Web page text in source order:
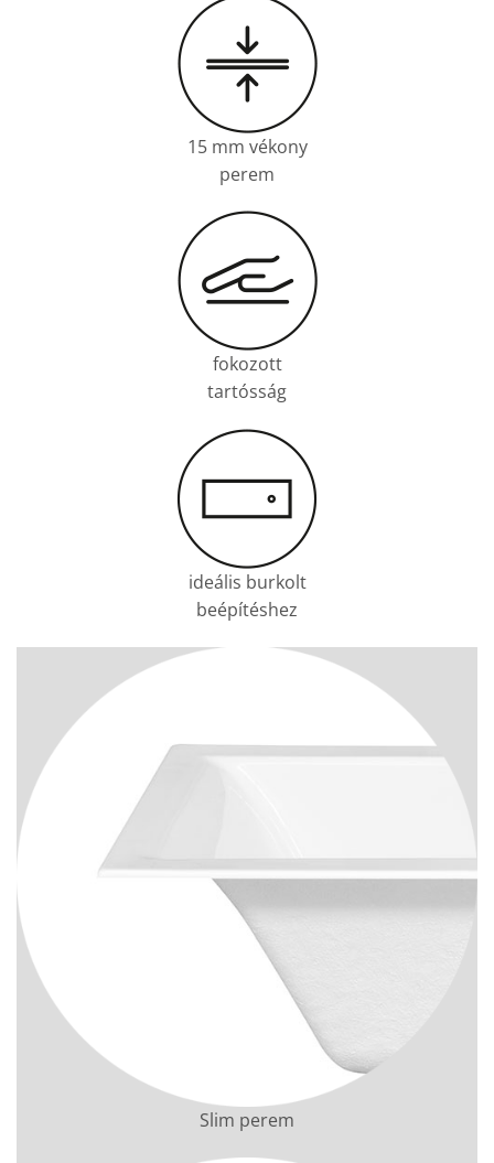
15 mm vékony
perem
fokozott
tartósság
ideális burkolt
beépítéshez
Slim perem